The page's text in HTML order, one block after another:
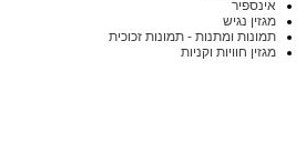
אינספיר
מגזין נגיש
תמונות ומתנות - תמונות זכוכית
מגזין חוויות וקניות